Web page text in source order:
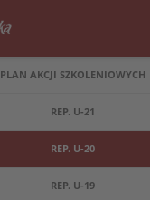
PLAN AKCJI SZKOLENIOWYCH
REP. U-21
REP. U-20
REP. U-19